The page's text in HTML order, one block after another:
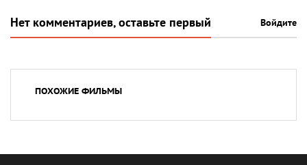
Нет комментариев, оставьте первый Войдите
ПОХОЖИЕ ФИЛЬМЫ